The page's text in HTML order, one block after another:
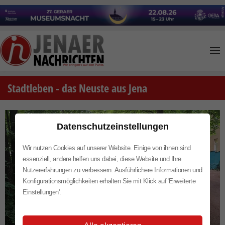
Skip to main content
Stadtleben - das Neuste aus Jena
Datenschutzeinstellungen
Wir nutzen Cookies auf unserer Website. Einige von ihnen sind
essenziell, andere helfen uns dabei, diese Website und Ihre
Nutzererfahrungen zu verbessern. Ausführlichere Informationen und
Konfigurationsmöglichkeiten erhalten Sie mit Klick auf 'Erweiterte
Einstellungen'.